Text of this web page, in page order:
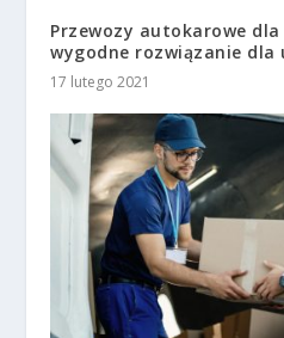
Przewozy autokarowe dla
wygodne rozwiązanie dla
17 lutego 2021